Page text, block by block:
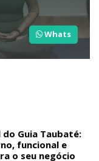
Whats
do Guia Taubaté:
funcional e
o seu negócio